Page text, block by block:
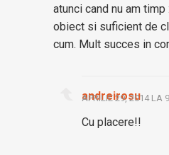
atunci cand nu am
obiect si suficient de
cum. Mult succes in
andreirosu
APRILIE 29, 2014 LA
Cu placere!!